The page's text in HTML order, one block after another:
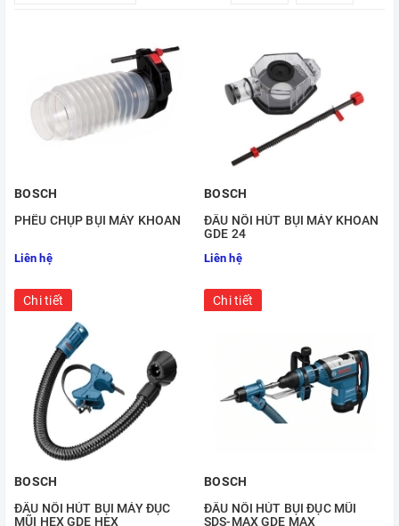
BOSCH
PHỄU CHỤP BỤI MÁY KHOAN
Liên hệ
Chi tiết
BOSCH
ĐẦU NỐI HÚT BỤI MÁY KHOAN
GDE 24
Liên hệ
Chi tiết
BOSCH
ĐẦU NỐI HÚT BỤI MÁY ĐỤC
MŨI HEX GDE HEX
BOSCH
ĐẦU NỐI HÚT BỤI ĐỤC MŨI
SDS-MAX GDE MAX